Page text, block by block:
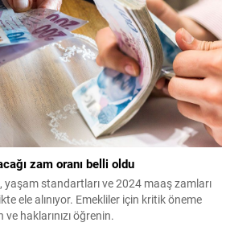
zam oranı belli oldu
standartları ve 2024 maaş zamları
ele alınıyor. Emekliler için kritik öneme
haklarınızı öğrenin.